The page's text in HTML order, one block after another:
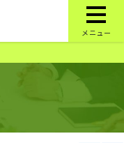
メニュー